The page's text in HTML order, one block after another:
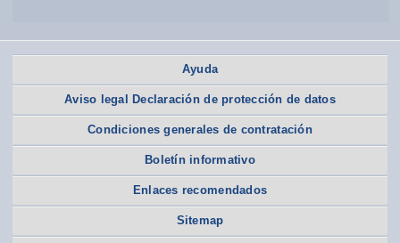
Ayuda
Aviso legal Declaración de protección de datos
Condiciones generales de contratación
Boletín informativo
Enlaces recomendados
Sitemap